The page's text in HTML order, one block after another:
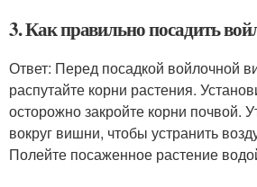
3. Как правильно посадить
Ответ: Перед посадкой войлочной
распутайте корни растения.
осторожно закройте корни почвой.
вокруг вишни, чтобы устранить
Полейте посаженное растение